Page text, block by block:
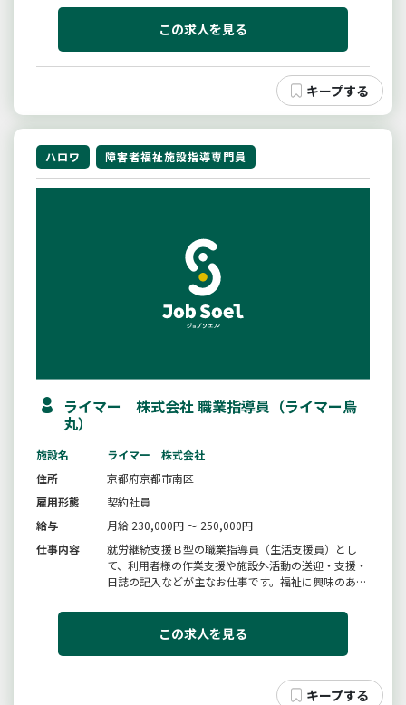
りワゴン車）※この求人を見て頂いたのも何かの縁で
す。ぜひ一度お気軽にお問い合わせ下さい。変更範
この求人を見る
ハロワ 障害者福祉施設指導専門員
ライマー 株式会社 職業指導員（ライマー烏
丸）
施設名
ライマー 株式会社
住所
京都府京都市南区
雇用形態
契約社員
給与
月給 230,000円 ～ 250,000円
仕事内容
就労継続支援Ｂ型の職業指導員（生活支援員）とし
て、利用者様の作業支援や施設外活動の送迎・支援・
日誌の記入などが主なお仕事です。福祉に興味のある
縁ですね。是非一度お気軽にお問い合わせください。
＊仕事内容の変更範囲：変更なし
この求人を見る